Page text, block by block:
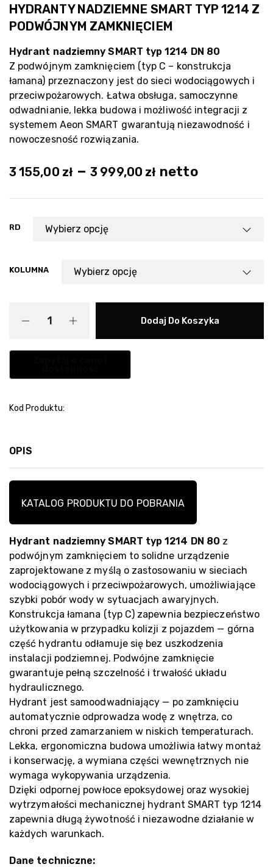
HYDRANTY NADZIEMNE SMART TYP 1214 Z
PODWÓJNYM ZAMKNIĘCIEM
Hydrant nadziemny SMART typ 1214 DN 80
Z podwójnym zamknięciem (typ C – konstrukcja
łamana) przeznaczony jest do sieci wodociągowych i
przeciwpożarowych. Łatwa obsługa, samoczynne
odwadnianie, lekka budowa i możliwość integracji z
systemem Aeon SMART gwarantują niezawodność i
nowoczesność rozwiązania.
3 155,00 zł – 3 999,00 zł netto
RD
KOLUMNA
Dodaj Do Koszyka
Kod Produktu:
OPIS
KATALOG PRODUKTU DO POBRANIA
Hydrant nadziemny SMART typ 1214 DN 80 z
podwójnym zamknięciem to solidne urządzenie
zaprojektowane z myślą o zastosowaniu w sieciach
wodociągowych i przeciwpożarowych, umożliwiające
szybki pobór wody w sytuacjach awaryjnych.
Konstrukcja łamana (typ C) zapewnia bezpieczeństwo
użytkowania w przypadku kolizji z pojazdem — górna
część hydrantu odłamuje się bez uszkodzenia
instalacji podziemnej. Podwójne zamknięcie
gwarantuje pełną szczelność i trwałość układu
hydraulicznego.
Hydrant jest samoodwadniający — po zamknięciu
automatycznie odprowadza wodę z wnętrza, co
chroni przed zamarzaniem w niskich temperaturach.
Lekka, ergonomiczna budowa umożliwia łatwy montaż
i konserwację, a wymiana części wewnętrznych nie
wymaga wykopywania urządzenia.
Dzięki odpornej powłoce epoksydowej oraz wysokiej
wytrzymałości mechanicznej hydrant SMART typ 1214
zapewnia długą żywotność i niezawodne działanie w
każdych warunkach.
Dane techniczne: